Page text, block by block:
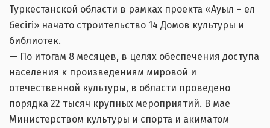
Туркестанской области в рамках проекта «Ауыл – ел
бесігі» начато строительство 14 Домов культуры и
библиотек.
— По итогам 8 месяцев, в целях обеспечения доступа
населения к произведениям мировой и
отечественной культуры, в области проведено
порядка 22 тысяч крупных мероприятий. В мае
Министерством культуры и спорта и акиматом